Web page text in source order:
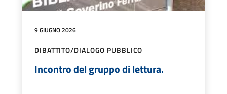
9 GIUGNO 2026
DIBATTITO/DIALOGO PUBBLICO
Incontro del gruppo di lettura.